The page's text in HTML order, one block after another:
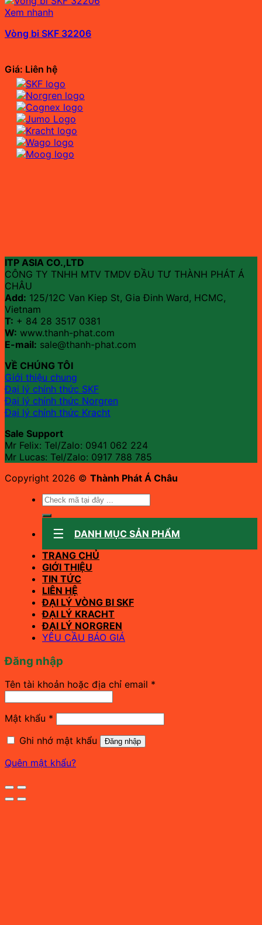
Xem nhanh
Vòng bi SKF 32206
Giá: Liên hệ
ITP ASIA CO.,LTD
CÔNG TY TNHH MTV TMDV ĐẦU TƯ THÀNH PHÁT Á
CHÂU
Add: 125/12C Van Kiep St, Gia Đinh Ward, HCMC,
Vietnam
T: + 84 28 3517 0381
W: www.thanh-phat.com
E-mail: sale@thanh-phat.com
VỀ CHÚNG TÔI
Giới thiệu chung
Đại lý chính thức SKF
Đại lý chính thức Norgren
Đại lý chính thức Kracht
Sale Support
Mr Felix: Tel/Zalo: 0941 062 224
Mr Lucas: Tel/Zalo: 0917 788 785
Copyright 2026 © Thành Phát Á Châu
Tìm
kiếm:
DANH MỤC SẢN PHẨM
TRANG CHỦ
GIỚI THIỆU
TIN TỨC
LIÊN HỆ
ĐẠI LÝ VÒNG BI SKF
ĐẠI LÝ KRACHT
ĐẠI LÝ NORGREN
YÊU CẦU BÁO GIÁ
Đăng nhập
Tên tài khoản hoặc địa chỉ email *
Mật khẩu *
Ghi nhớ mật khẩu
Đăng nhập
Quên mật khẩu?